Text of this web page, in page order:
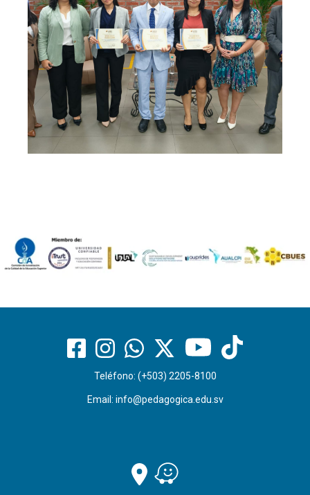
Teléfono: (+503) 2205-8100
Email: info@pedagogica.edu.sv